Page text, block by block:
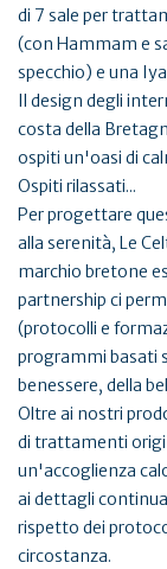
di 7 sale per
(con Hammam e
specchio) e una
Il design degli
costa della
ospiti un'oasi di
Ospiti rilassati...
Per progettare
alla serenità, Le
marchio bretone
partnership ci
(protocolli e
programmi basati
benessere, della
Oltre ai nostri
di trattamenti
un'accoglienza
ai dettagli
rispetto dei
circostanza.